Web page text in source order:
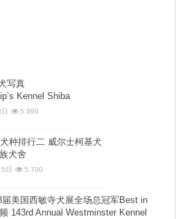
写真
Kennel Shiba
5,999
种排行二 威尔士柯基犬
犬舍
日 5,700
届美国西敏寺犬展全场总冠军Best in
143rd Annual Westminster Kennel